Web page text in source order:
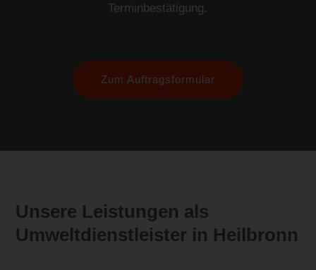
Terminbestätigung.
Zum Auftragsformular
Unsere Leistungen als
Umweltdienstleister in Heilbronn